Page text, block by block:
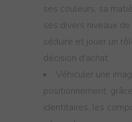
ses couleurs, sa
ses divers niveaux
séduire et jouer un
décision d’achat.
Véhiculer une
positionnement,
identitaires, les